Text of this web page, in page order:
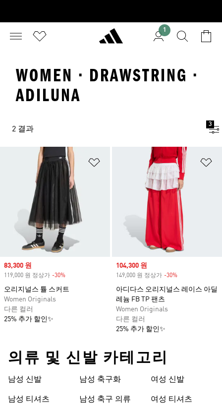
1
WOMEN · DRAWSTRING ·
ADILUNA
2 결과
3
위시리스트 담기
Sale price
83,300 원
119,000 원 정상가 -30%
오리지널스 튤 스커트
Women Originals
다른 컬러
25% 추가 할인✨
Sale price
104,300 원
149,000 원 정상가 -30%
아디다스 오리지널스 레이스 아딜
레늄 FB TP 팬츠
Women Originals
다른 컬러
25% 추가 할인✨
의류 및 신발 카테고리
남성 신발
남성 티셔츠
남성 축구화
남성 축구 의류
여성 신발
여성 티셔츠